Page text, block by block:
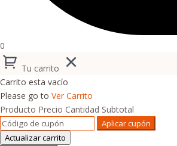
0
Tu carrito
Carrito esta vacío
Please go to Ver Carrito
Producto Precio Cantidad Subtotal
Aplicar cupón
Actualizar carrito